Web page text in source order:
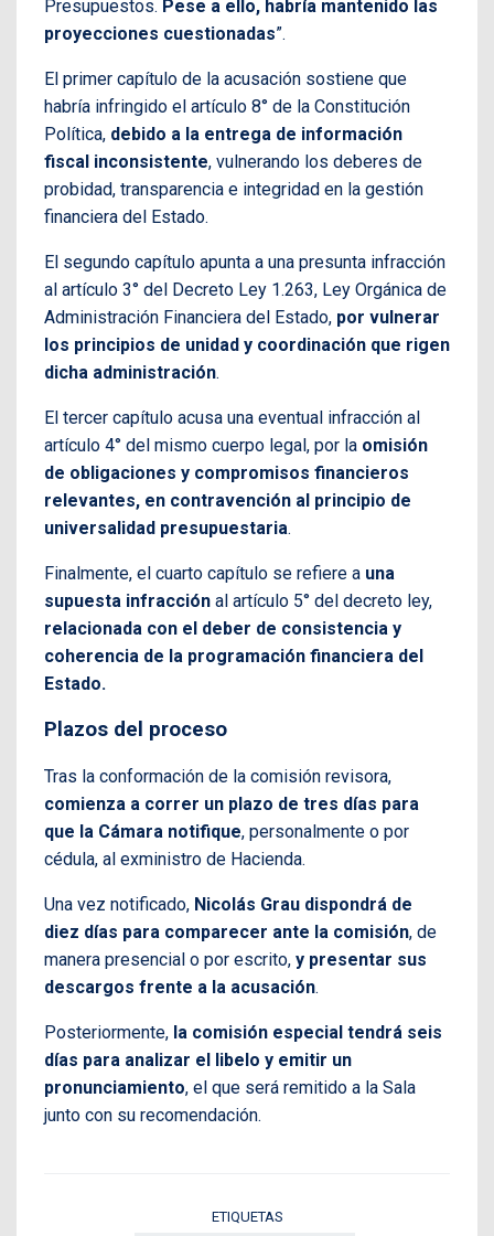
Presupuestos. Pese a ello, habría mantenido las
proyecciones cuestionadas”.
El primer capítulo de la acusación sostiene que
habría infringido el artículo 8° de la Constitución
Política, debido a la entrega de información
fiscal inconsistente, vulnerando los deberes de
probidad, transparencia e integridad en la gestión
financiera del Estado.
El segundo capítulo apunta a una presunta infracción
al artículo 3° del Decreto Ley 1.263, Ley Orgánica de
Administración Financiera del Estado, por vulnerar
los principios de unidad y coordinación que rigen
dicha administración.
El tercer capítulo acusa una eventual infracción al
artículo 4° del mismo cuerpo legal, por la omisión
de obligaciones y compromisos financieros
relevantes, en contravención al principio de
universalidad presupuestaria.
Finalmente, el cuarto capítulo se refiere a una
supuesta infracción al artículo 5° del decreto ley,
relacionada con el deber de consistencia y
coherencia de la programación financiera del
Estado.
Plazos del proceso
Tras la conformación de la comisión revisora,
comienza a correr un plazo de tres días para
que la Cámara notifique, personalmente o por
cédula, al exministro de Hacienda.
Una vez notificado, Nicolás Grau dispondrá de
diez días para comparecer ante la comisión, de
manera presencial o por escrito, y presentar sus
descargos frente a la acusación.
Posteriormente, la comisión especial tendrá seis
días para analizar el libelo y emitir un
pronunciamiento, el que será remitido a la Sala
junto con su recomendación.
ETIQUETAS